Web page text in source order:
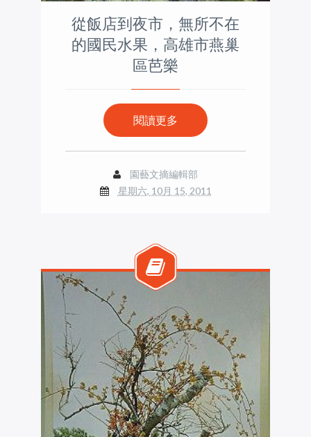
從飯店到夜市，無所不在
的國民水果，高雄市燕巢
區芭樂
閱讀更多
園藝文摘編輯部
星期六, 10月 15, 2011